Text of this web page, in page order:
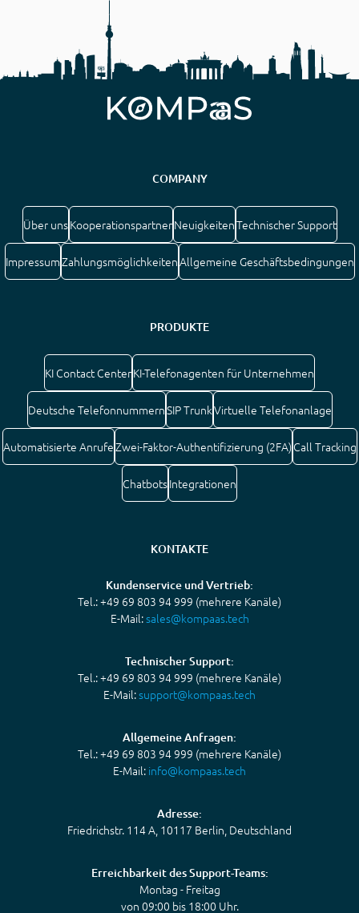
COMPANY
Über unsKooperationspartnerNeuigkeitenTechnischer Support
ImpressumZahlungsmöglichkeitenAllgemeine Geschäftsbedingungen
PRODUKTE
KI Contact CenterKI-Telefonagenten für Unternehmen
Deutsche TelefonnummernSIP TrunkVirtuelle Telefonanlage
Automatisierte AnrufeZwei-Faktor-Authentifizierung (2FA)Call Tracking
ChatbotsIntegrationen
KONTAKTE
Kundenservice und Vertrieb:
Tel.: +49 69 803 94 999 (mehrere Kanäle)
E-Mail:sales@kompaas.tech
Technischer Support:
Tel.: +49 69 803 94 999 (mehrere Kanäle)
E-Mail:support@kompaas.tech
Allgemeine Anfragen:
Tel.: +49 69 803 94 999 (mehrere Kanäle)
E-Mail: info@kompaas.tech
Adresse:
Friedrichstr. 114 A, 10117 Berlin, Deutschland
Erreichbarkeit des Support-Teams:
Montag - Freitag
von 09:00 bis 18:00 Uhr.